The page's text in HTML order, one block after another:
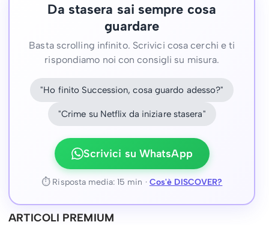
Da stasera sai sempre cosa
guardare
Basta scrolling infinito. Scrivici cosa cerchi e ti
rispondiamo noi con consigli su misura.
"Ho finito Succession, cosa guardo adesso?"
"Crime su Netflix da iniziare stasera"
Scrivici su WhatsApp
⏱ Risposta media: 15 min · Cos'è DISCOVER?
ARTICOLI PREMIUM